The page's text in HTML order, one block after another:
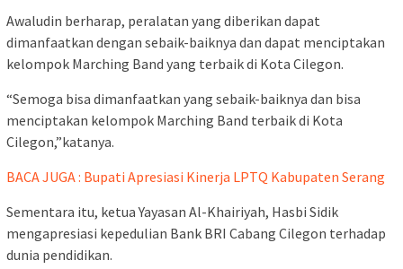
Awaludin berharap, peralatan yang diberikan dapat
dimanfaatkan dengan sebaik-baiknya dan dapat menciptakan
kelompok Marching Band yang terbaik di Kota Cilegon.
“Semoga bisa dimanfaatkan yang sebaik-baiknya dan bisa
menciptakan kelompok Marching Band terbaik di Kota
Cilegon,”katanya.
BACA JUGA : Bupati Apresiasi Kinerja LPTQ Kabupaten Serang
Sementara itu, ketua Yayasan Al-Khairiyah, Hasbi Sidik
mengapresiasi kepedulian Bank BRI Cabang Cilegon terhadap
dunia pendidikan.